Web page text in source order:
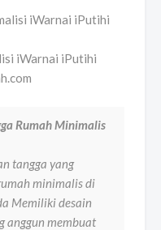
iWarnai iPutihi
Rumah Minimalis
tangga yang
minimalis di
Memiliki desain
anggun membuat